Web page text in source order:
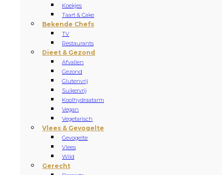
Koekjes
Taart & Cake
Bekende Chefs
TV
Restaurants
Dieet & Gezond
Afvallen
Gezond
Glutenvrij
Suikervrij
Koolhydraatarm
Vegan
Vegetarisch
Vlees & Gevogelte
Gevogelte
Vlees
Wild
Gerecht